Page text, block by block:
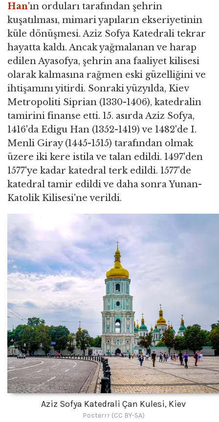
Han'ın orduları tarafından şehrin
kuşatılması, mimari yapıların ekseriyetinin
küle dönüşmesi. Aziz Sofya Katedrali tekrar
hayatta kaldı. Ancak yağmalanan ve harap
edilen Ayasofya, şehrin ana faaliyet kilisesi
olarak kalmasına rağmen eski güzelliğini ve
ihtişamını yitirdi. Sonraki yüzyılda, Kiev
Metropoliti Siprian (1330-1406), katedralin
tamirini finanse etti. 15. asırda Aziz Sofya,
1416'da Edigu Han (1352-1419) ve 1482'de I.
Menli Giray (1445-1515) tarafından olmak
üzere iki kere istila ve talan edildi. 1497'den
1577'ye kadar katedral terk edildi. 1577'de
katedral tamir edildi ve daha sonra Yunan-
Katolik Kilisesi'ne verildi.
Aziz Sofya Katedrali Çan Kulesi, Kiev
Posterrr (CC BY-SA)